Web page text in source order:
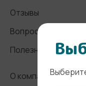
Отзывы
Вопросы и ответы
Полезные статьи
О компании